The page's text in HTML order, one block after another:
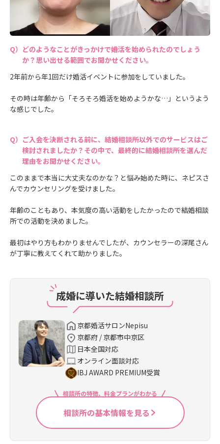
どのようなことがきっかけで婚活を始められたのでしょう
か？思い出せる範囲でお聞かせください。
2年前から年1回だけ婚活イベントに参加をしていました。
その時は年齢から「そろそろ婚活を始めようかな…」というよう
な感じでした。
ご入会を決断される前に、結婚相談所以外でのサービスはご
検討されましたか？その中で、最終的に結婚相談所を選んだ
理由をお聞かせください。
このままで本当に大丈夫なのかな？と悩み始めた時に、ネピスさ
んでカウンセリングを受けました。
年齢のこともあり、本気度の高い活動をしたかったので結婚相談
所での活動を決めました。
最初はやり方もわかりませんでしたが、カウンセラーの深尾さん
が丁寧に教えてくれて助かりました。
成婚に導いた結婚相談所
京都婚活サロンNepisu
京都府 / 京都市中京区
日本全国対応
オンライン面談対応
IBJ AWARD PREMIUM受賞
相談所の特徴、料金プランがわかる
相談所の基本情報を見る